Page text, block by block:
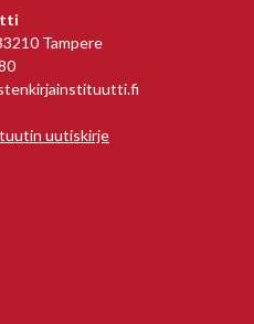
Tampere
uutiskirje